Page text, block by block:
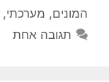
המונים, מערכתי,
תגובה אחת